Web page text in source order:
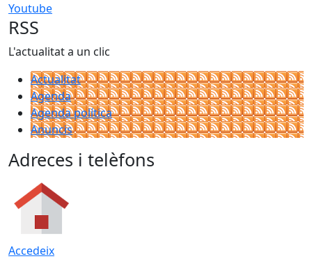
Youtube
RSS
L'actualitat a un clic
Actualitat
Agenda
Agenda política
Anuncis
Adreces i telèfons
Accedeix